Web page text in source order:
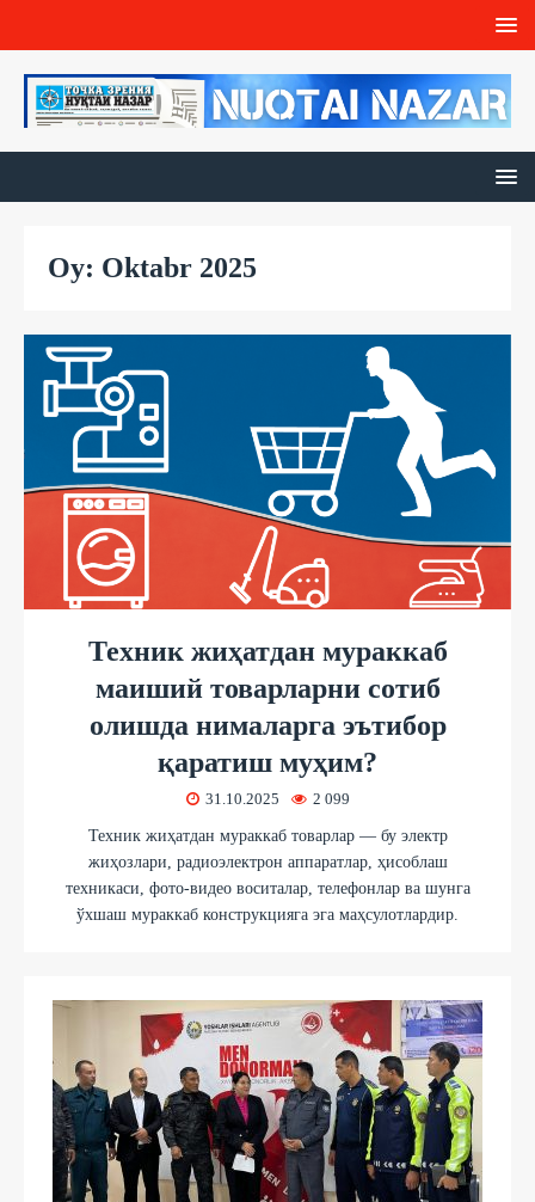
Oy: Oktabr 2025
Техник жиҳатдан мураккаб
маиший товарларни сотиб
олишда нималарга эътибор
қаратиш муҳим?
31.10.2025 2 099
Техник жиҳатдан мураккаб товарлар — бу электр
жиҳозлари, радиоэлектрон аппаратлар, ҳисоблаш
техникаси, фото-видео воситалар, телефонлар ва шунга
ўхшаш мураккаб конструкцияга эга маҳсулотлардир.